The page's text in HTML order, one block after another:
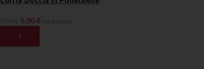
5,00€ Iva esclusa
AGGIUNGI AL CARRELLO